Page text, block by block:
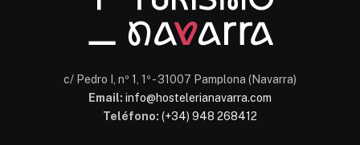
c/ Pedro I, nº 1, 1º - 31007 Pamplona (Navarra)
Email: info@hostelerianavarra.com
Teléfono: (+34) 948 268412